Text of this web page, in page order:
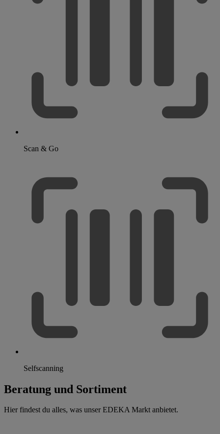
Scan & Go
Selfscanning
Beratung und Sortiment
Hier findest du alles, was unser EDEKA Markt anbietet.